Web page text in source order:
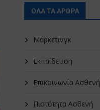
ΟΛΑ ΤΑ ΑΡΘΡΑ
Μάρκετινγκ
Εκπαίδευση
Επικοινωνία Ασθενή
Πιστότητα Ασθενή